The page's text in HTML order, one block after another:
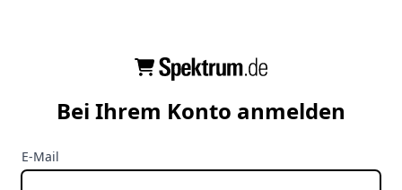
Bei Ihrem Konto anmelden
E-Mail